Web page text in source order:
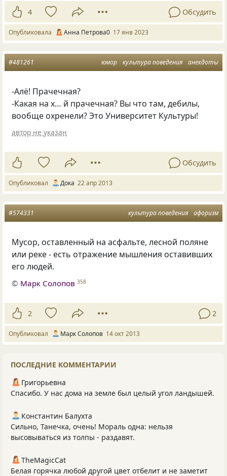
4 Обсудить
Опубликовала Анна Петрова0 17 янв 2023
юмор культура поведения анекдоты
#481261
-Алё! Прачечная?
-Какая на х… й прачечная? Вы что там, дебилы,
вообще охренели? Это Университет Культуры!
автор не указан
Обсудить
Опубликовал Дока 22 апр 2013
культура поведения афоризм
#574331
Мусор, оставленный на асфальте, лесной поляне
или реке - есть отражение мышления оставивших
его людей.
© Марк Солопов 358
2 2
Опубликовал Марк Солопов 14 окт 2013
ПОСЛЕДНИЕ КОММЕНТАРИИ
Григорьевна
Спасибо. У нас дома на земле был целый угол ландышей.
Константин Балухта
Сильно, Танечка, очень! Мораль одна: нельзя
высовываться из толпы - раздавят.
TheMagicCat
Белая горячка любой другой цвет отбелит и не заметит